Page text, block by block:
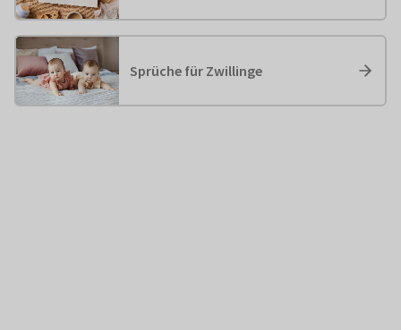
Sprüche für Zwillinge